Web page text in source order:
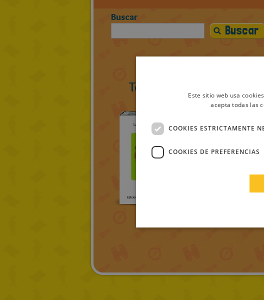
Buscar
Todos los ratolibros de
Este sitio web usa
acepta todas las
COOKIES ESTRICTAMENTE
COOKIES DE PREFERENCIAS